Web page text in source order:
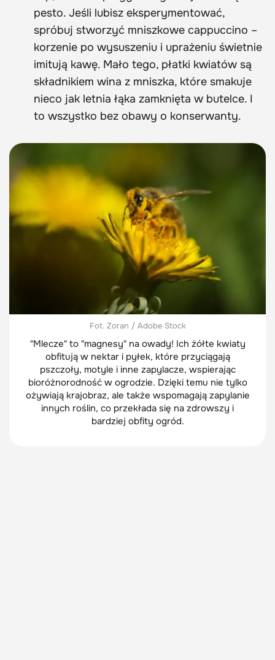
pesto. Jeśli lubisz eksperymentować,
spróbuj stworzyć mniszkowe cappuccino –
korzenie po wysuszeniu i uprażeniu świetnie
imitują kawę. Mało tego, płatki kwiatów są
składnikiem wina z mniszka, które smakuje
nieco jak letnia łąka zamknięta w butelce. I
to wszystko bez obawy o konserwanty.
Fot. Zoran / Adobe Stock
"Mlecze" to "magnesy" na owady! Ich żółte kwiaty
obfitują w nektar i pyłek, które przyciągają
pszczoły, motyle i inne zapylacze, wspierając
bioróżnorodność w ogrodzie. Dzięki temu nie tylko
ożywiają krajobraz, ale także wspomagają zapylanie
innych roślin, co przekłada się na zdrowszy i
bardziej obfity ogród.